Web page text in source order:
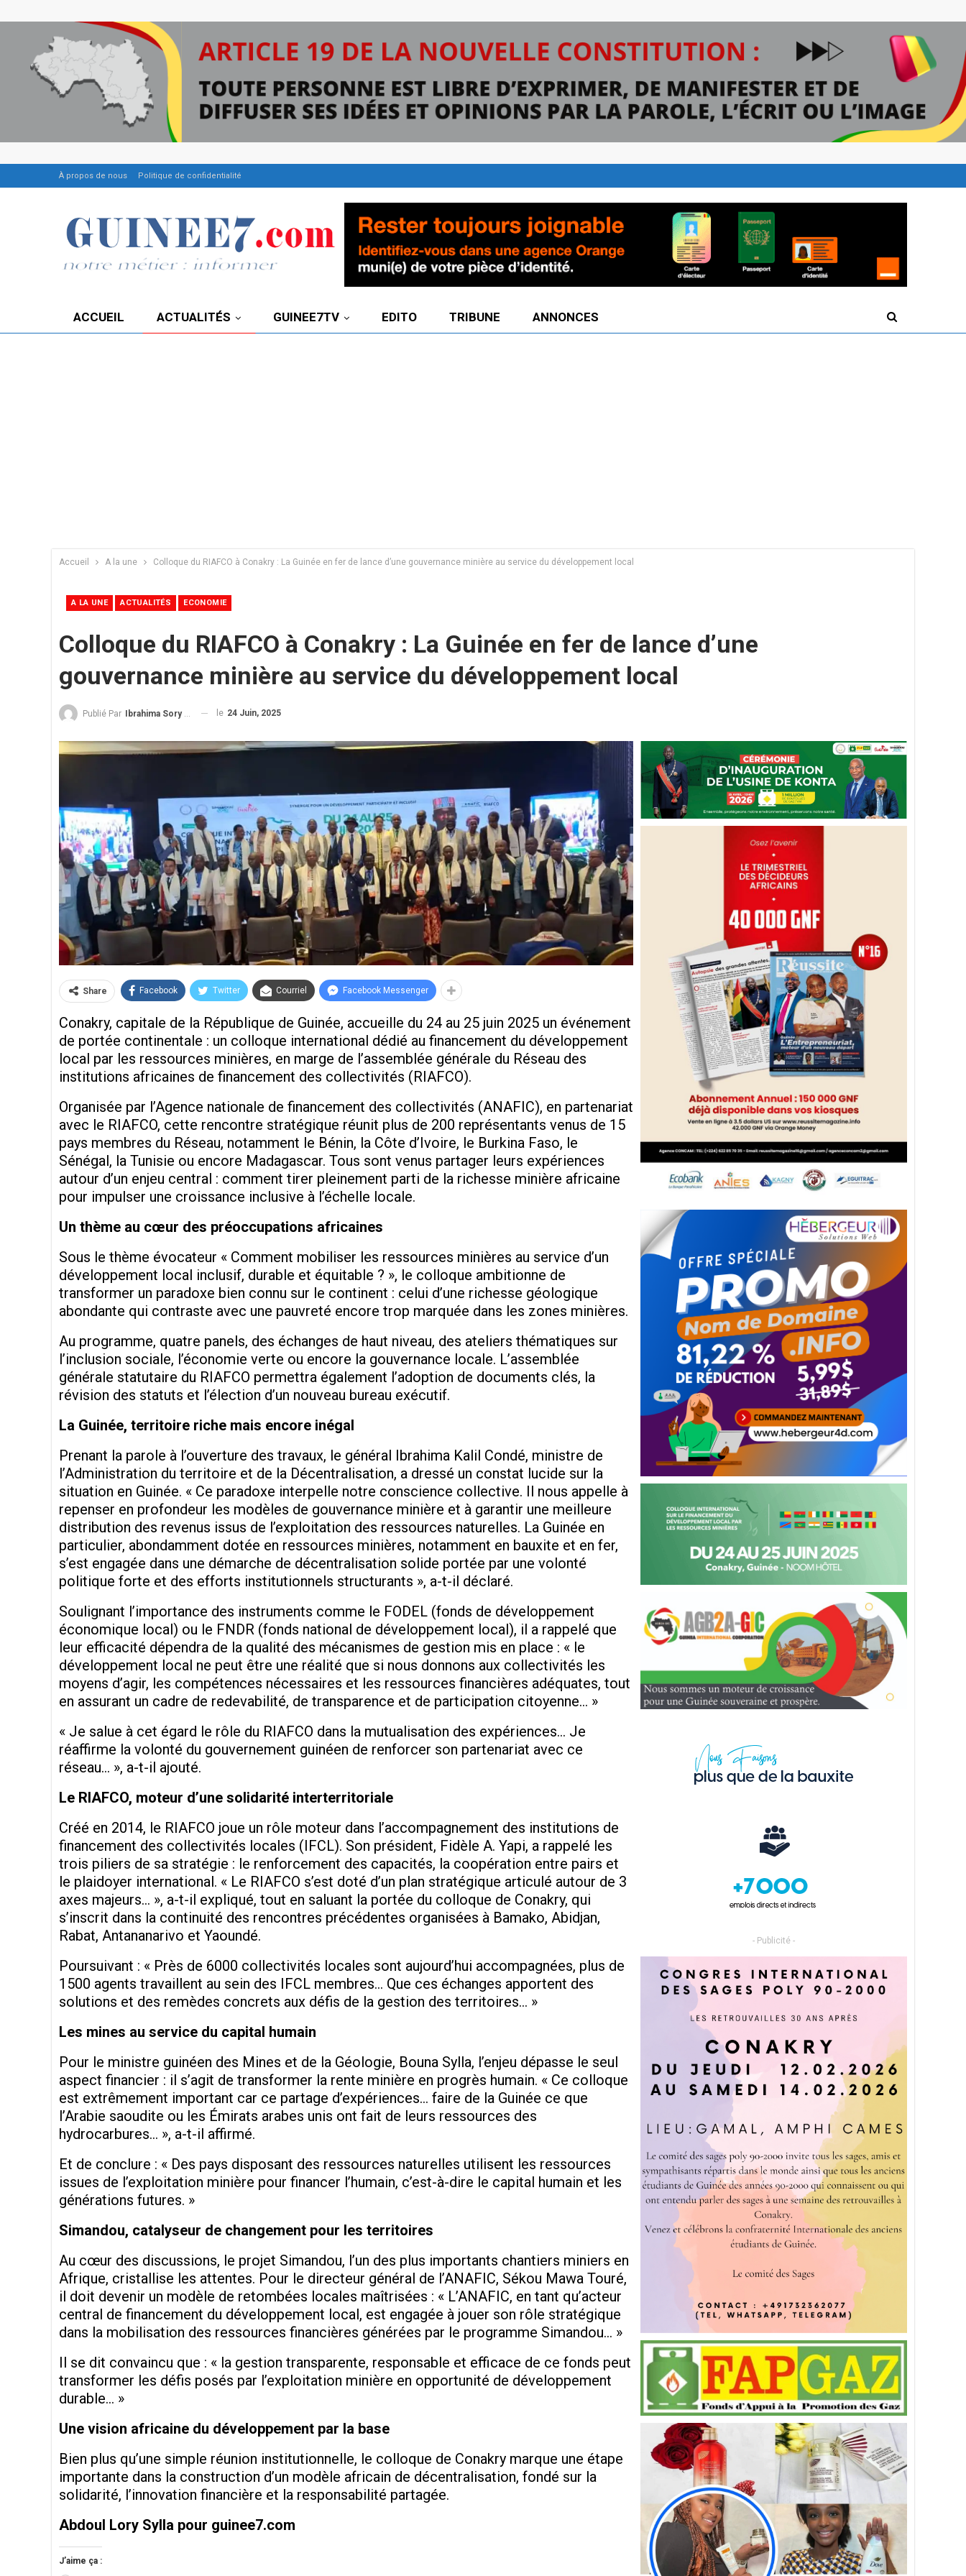
À propos de nous Politique de confidentialité
ACCUEIL ACTUALITÉS GUINEE7TV EDITO TRIBUNE ANNONCES
Accueil A la une Colloque du RIAFCO à Conakry : La Guinée en fer de lance d’une gouvernance minière au service du développement local
A LA UNE ACTUALITÉS ECONOMIE
Colloque du RIAFCO à Conakry : La Guinée en fer de lance d’une
gouvernance minière au service du développement local
Publié Par Ibrahima Sory Diallo le 24 Juin, 2025
Share Facebook Twitter Courriel Facebook Messenger
Conakry, capitale de la République de Guinée, accueille du 24 au 25 juin 2025 un événement
de portée continentale : un colloque international dédié au financement du développement
local par les ressources minières, en marge de l’assemblée générale du Réseau des
institutions africaines de financement des collectivités (RIAFCO).
Organisée par l’Agence nationale de financement des collectivités (ANAFIC), en partenariat
avec le RIAFCO, cette rencontre stratégique réunit plus de 200 représentants venus de 15
pays membres du Réseau, notamment le Bénin, la Côte d’Ivoire, le Burkina Faso, le
Sénégal, la Tunisie ou encore Madagascar. Tous sont venus partager leurs expériences
autour d’un enjeu central : comment tirer pleinement parti de la richesse minière africaine
pour impulser une croissance inclusive à l’échelle locale.
Un thème au cœur des préoccupations africaines
Sous le thème évocateur « Comment mobiliser les ressources minières au service d’un
développement local inclusif, durable et équitable ? », le colloque ambitionne de
transformer un paradoxe bien connu sur le continent : celui d’une richesse géologique
abondante qui contraste avec une pauvreté encore trop marquée dans les zones minières.
Au programme, quatre panels, des échanges de haut niveau, des ateliers thématiques sur
l’inclusion sociale, l’économie verte ou encore la gouvernance locale. L’assemblée
générale statutaire du RIAFCO permettra également l’adoption de documents clés, la
révision des statuts et l’élection d’un nouveau bureau exécutif.
La Guinée, territoire riche mais encore inégal
Prenant la parole à l’ouverture des travaux, le général Ibrahima Kalil Condé, ministre de
l’Administration du territoire et de la Décentralisation, a dressé un constat lucide sur la
situation en Guinée. « Ce paradoxe interpelle notre conscience collective. Il nous appelle à
repenser en profondeur les modèles de gouvernance minière et à garantir une meilleure
distribution des revenus issus de l’exploitation des ressources naturelles. La Guinée en
particulier, abondamment dotée en ressources minières, notamment en bauxite et en fer,
s’est engagée dans une démarche de décentralisation solide portée par une volonté
politique forte et des efforts institutionnels structurants », a-t-il déclaré.
Soulignant l’importance des instruments comme le FODEL (fonds de développement
économique local) ou le FNDR (fonds national de développement local), il a rappelé que
leur efficacité dépendra de la qualité des mécanismes de gestion mis en place : « le
développement local ne peut être une réalité que si nous donnons aux collectivités les
moyens d’agir, les compétences nécessaires et les ressources financières adéquates, tout
en assurant un cadre de redevabilité, de transparence et de participation citoyenne… »
« Je salue à cet égard le rôle du RIAFCO dans la mutualisation des expériences… Je
réaffirme la volonté du gouvernement guinéen de renforcer son partenariat avec ce
réseau… », a-t-il ajouté.
Le RIAFCO, moteur d’une solidarité interterritoriale
Créé en 2014, le RIAFCO joue un rôle moteur dans l’accompagnement des institutions de
financement des collectivités locales (IFCL). Son président, Fidèle A. Yapi, a rappelé les
trois piliers de sa stratégie : le renforcement des capacités, la coopération entre pairs et
le plaidoyer international. « Le RIAFCO s’est doté d’un plan stratégique articulé autour de 3
axes majeurs… », a-t-il expliqué, tout en saluant la portée du colloque de Conakry, qui
s’inscrit dans la continuité des rencontres précédentes organisées à Bamako, Abidjan,
Rabat, Antananarivo et Yaoundé.
Poursuivant : « Près de 6000 collectivités locales sont aujourd’hui accompagnées, plus de
1500 agents travaillent au sein des IFCL membres… Que ces échanges apportent des
solutions et des remèdes concrets aux défis de la gestion des territoires… »
Les mines au service du capital humain
Pour le ministre guinéen des Mines et de la Géologie, Bouna Sylla, l’enjeu dépasse le seul
aspect financier : il s’agit de transformer la rente minière en progrès humain. « Ce colloque
est extrêmement important car ce partage d’expériences… faire de la Guinée ce que
l’Arabie saoudite ou les Émirats arabes unis ont fait de leurs ressources des
hydrocarbures… », a-t-il affirmé.
Et de conclure : « Des pays disposant des ressources naturelles utilisent les ressources
issues de l’exploitation minière pour financer l’humain, c’est-à-dire le capital humain et les
générations futures. »
Simandou, catalyseur de changement pour les territoires
Au cœur des discussions, le projet Simandou, l’un des plus importants chantiers miniers en
Afrique, cristallise les attentes. Pour le directeur général de l’ANAFIC, Sékou Mawa Touré,
il doit devenir un modèle de retombées locales maîtrisées : « L’ANAFIC, en tant qu’acteur
central de financement du développement local, est engagée à jouer son rôle stratégique
dans la mobilisation des ressources financières générées par le programme Simandou… »
Il se dit convaincu que : « la gestion transparente, responsable et efficace de ce fonds peut
transformer les défis posés par l’exploitation minière en opportunité de développement
durable… »
Une vision africaine du développement par la base
Bien plus qu’une simple réunion institutionnelle, le colloque de Conakry marque une étape
importante dans la construction d’un modèle africain de décentralisation, fondé sur la
solidarité, l’innovation financière et la responsabilité partagée.
Abdoul Lory Sylla pour guinee7.com
J’aime ça :
- Publicité -